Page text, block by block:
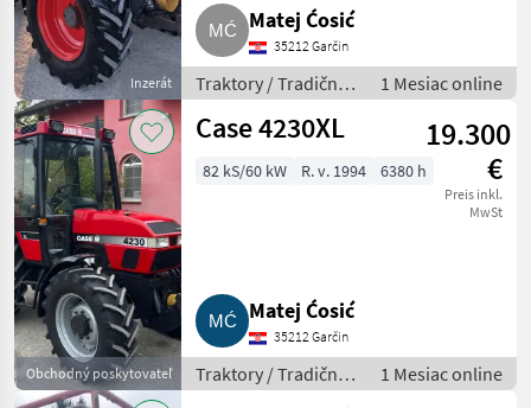
Inzerát
Matej Ćosić
35212 Garčin
Traktory / Tradičný
traktor
1 Mesiac online
Obchodný poskytovateľ
Case 4230XL
19.300
€
Preis inkl.
MwSt
82 kS/60 kW R. v. 1994 6380 h
Matej Ćosić
35212 Garčin
Traktory / Tradičný
traktor
1 Mesiac online